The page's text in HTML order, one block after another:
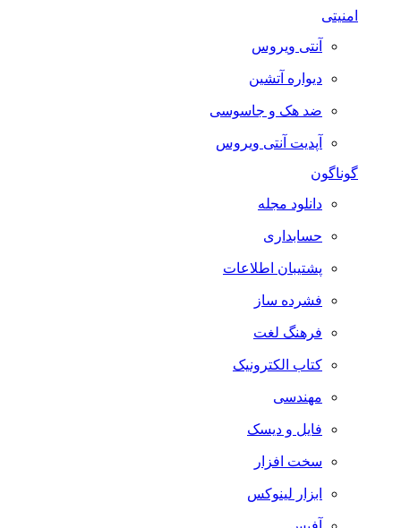
امنیتی
آنتی ویروس
دیواره آتشین
ضد هک و جاسوسی
آپدیت آنتی ویروس
گوناگون
دانلود مجله
حسابداری
پشتیبان اطلاعات
فشرده ساز
فرهنگ لغت
کتاب الکترونیک
مهندسی
فایل و دیسک
سخت افزار
ابزار لینوکس